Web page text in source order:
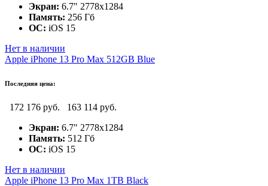
Экран: 6.7" 2778x1284
Память: 256 Гб
ОС: iOS 15
Нет в наличии
Apple iPhone 13 Pro Max 512GB Blue
Последняя цена:
172 176 руб.
163 114 руб.
Экран: 6.7" 2778x1284
Память: 512 Гб
ОС: iOS 15
Нет в наличии
Apple iPhone 13 Pro Max 1TB Black